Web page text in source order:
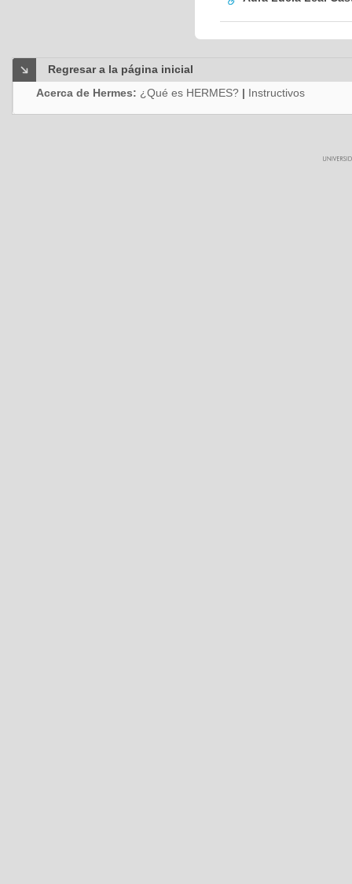
Regresar a la página inicial
Acerca de Hermes: ¿Qué es HERMES? | Instructivos